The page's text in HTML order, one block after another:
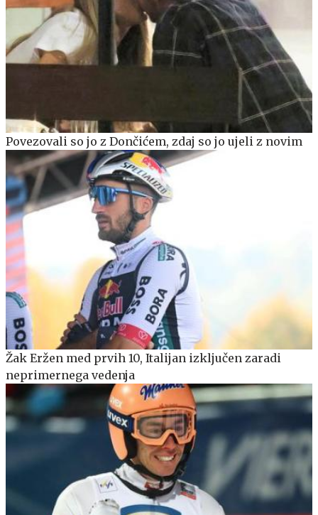
Povezovali so jo z Dončićem, zdaj so jo ujeli z novim
Žak Eržen med prvih 10, Italijan izključen zaradi
neprimernega vedenja